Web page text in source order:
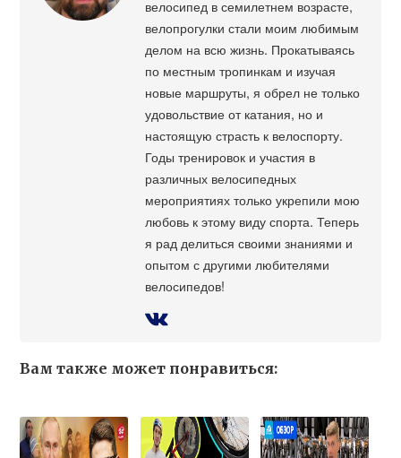
велосипед в семилетнем возрасте,
велопрогулки стали моим любимым
делом на всю жизнь. Прокатываясь
по местным тропинкам и изучая
новые маршруты, я обрел не только
удовольствие от катания, но и
настоящую страсть к велоспорту.
Годы тренировок и участия в
различных велосипедных
мероприятиях только укрепили мою
любовь к этому виду спорта. Теперь
я рад делиться своими знаниями и
опытом с другими любителями
велосипедов!
Вам также может понравиться: